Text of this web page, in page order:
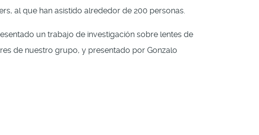
al que han asistido alrededor de 200 personas.
un trabajo de investigación sobre lentes de
de nuestro grupo, y presentado por Gonzalo
2021